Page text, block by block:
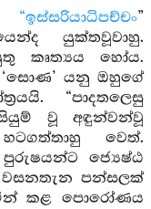
“ඉස්සරියාධිපච්චං”
යුක්තවූවාහු.
කෘත්‍යය හෝය.
‘සොණ’ යනු ඔහුගේ
“පාදතලෙසු
වූ අඳුන්වන්වූ
වෙත්.
ජ්‍යෙෂ්ඨ
පන්සලක්
කළ පොරෝණය